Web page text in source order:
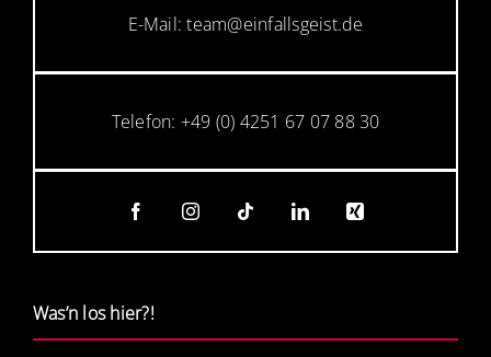
E-Mail: team@einfallsgeist.de
Telefon: +49 (0) 4251 67 07 88 30
Was’n los hier?!